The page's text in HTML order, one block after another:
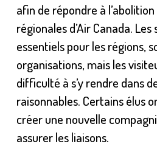
afin de répondre à
régionales d’Air Canada.
essentiels pour les régions,
organisations, mais les
difficulté à s’y rendre dans
raisonnables. Certains élus
créer une nouvelle
assurer les liaisons.